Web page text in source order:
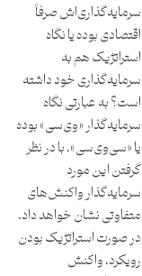
سرمایه‌گذاری‌اش صرفاً
اقتصادی بوده یا نگاه
استراتژیک هم به
سرمایه‌گذاری خود داشته
است؟ به عبارتی نگاه
سرمایه‌گذار «وی‌سی» بوده
یا «سی‌وی‌سی». با در نظر
گرفتن این مورد
سرمایه‌گذار واکنش‌های
متفاوتی نشان خواهد داد.
در صورت استراتژیک بودن
رویکرد، واکنش